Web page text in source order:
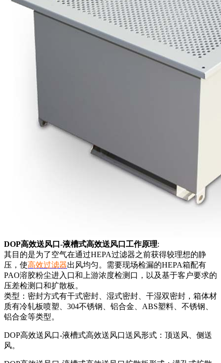
DOP高效送风口-液槽式高效送风口工作原理:
其目的是为了空气在通过HEPA过滤器之前获得较理想的静
压，使高效过滤器出风均匀。需要现场检漏的HEPA箱配有
PAO溶胶粉尘进入口和上游浓度检测口，以及基于客户要求的
压差检测口和扩散板。
类型：密封方式有干式密封、湿式密封、干湿双密封，箱体材
质有冷轧板喷塑、304不锈钢、铝合金、ABS塑料、不锈钢、
铝合金等类型。
DOP高效送风口-液槽式高效送风口送风形式：顶送风、侧送
风。